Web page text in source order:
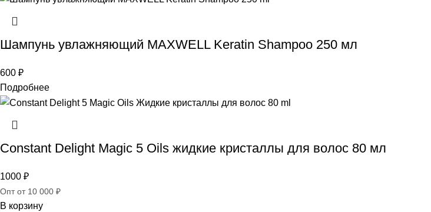
Шампунь увлажняющий MAXWELL Keratin Shampoo 250 мл
600 ₽
Подробнее
Constant Delight Magic 5 Oils жидкие кристаллы для волос 80 мл
1000 ₽
Опт от 10 000 ₽
В корзину